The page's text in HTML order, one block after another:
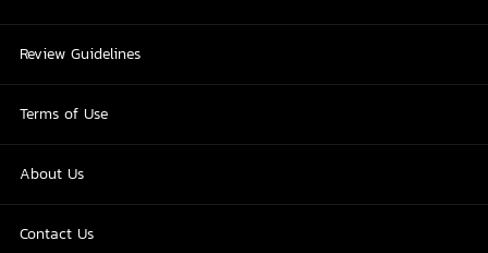
Review Guidelines
Terms of Use
About Us
Contact Us